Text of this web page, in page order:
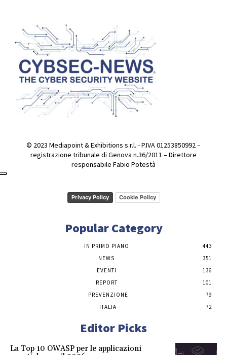
© 2023 Mediapoint & Exhibitions s.r.l. - P.IVA 01253850992 –
registrazione tribunale di Genova n.36/2011 – Direttore
responsabile Fabio Potestà
Privacy Policy Cookie Policy
Popular Category
IN PRIMO PIANO
443
NEWS
351
EVENTI
136
REPORT
101
PREVENZIONE
79
ITALIA
72
Editor Picks
La Top 10 OWASP per le applicazioni